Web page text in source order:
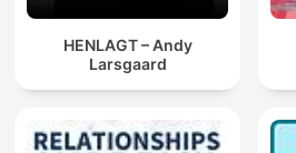
HENLAGT – Andy
Larsgaard